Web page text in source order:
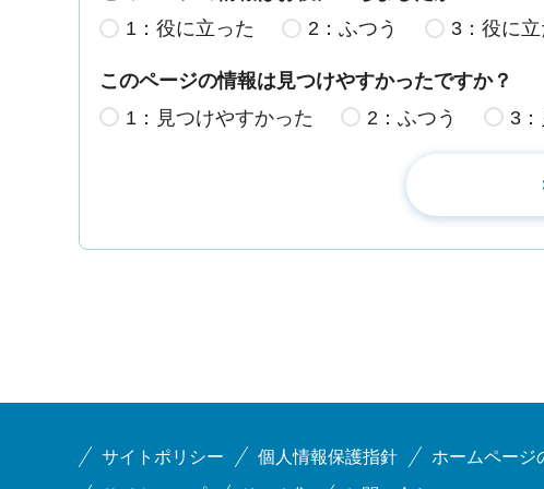
1：役に立った
2：ふつう 3：役に
このページの情報は見つけやすかったですか？
1：見つけやすかった
2：ふつう 3
サイトポリシー 個人情報保護指針 ホームページ